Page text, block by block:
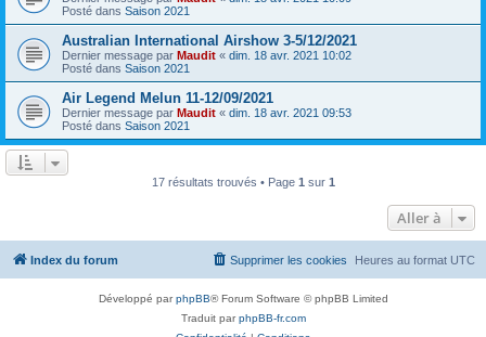
Posté dans Saison 2021
Australian International Airshow 3-5/12/2021
Dernier message par Maudit « dim. 18 avr. 2021 10:02
Posté dans Saison 2021
Air Legend Melun 11-12/09/2021
Dernier message par Maudit « dim. 18 avr. 2021 09:53
Posté dans Saison 2021
17 résultats trouvés • Page 1 sur 1
Aller à
Index du forum Heures au format UTC
Supprimer les cookies
Développé parphpBB® Forum Software © phpBB Limited
Traduit parphpBB-fr.com